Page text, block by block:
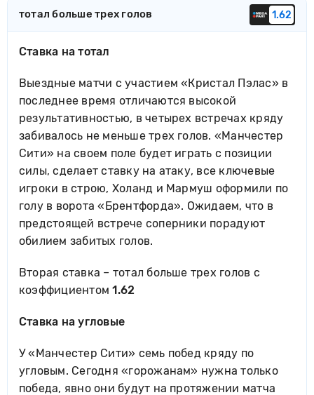
тотал больше трех голов 1.62
Ставка на тотал
Выездные матчи с участием «Кристал Пэлас» в
последнее время отличаются высокой
результативностью, в четырех встречах кряду
забивалось не меньше трех голов. «Манчестер
Сити» на своем поле будет играть с позиции
силы, сделает ставку на атаку, все ключевые
игроки в строю, Холанд и Мармуш оформили по
голу в ворота «Брентфорда». Ожидаем, что в
предстоящей встрече соперники порадуют
обилием забитых голов.
Вторая ставка – тотал больше трех голов с
коэффициентом1.62
Ставка на угловые
У «Манчестер Сити» семь побед кряду по
угловым. Сегодня «горожанам» нужна только
победа, явно они будут на протяжении матча